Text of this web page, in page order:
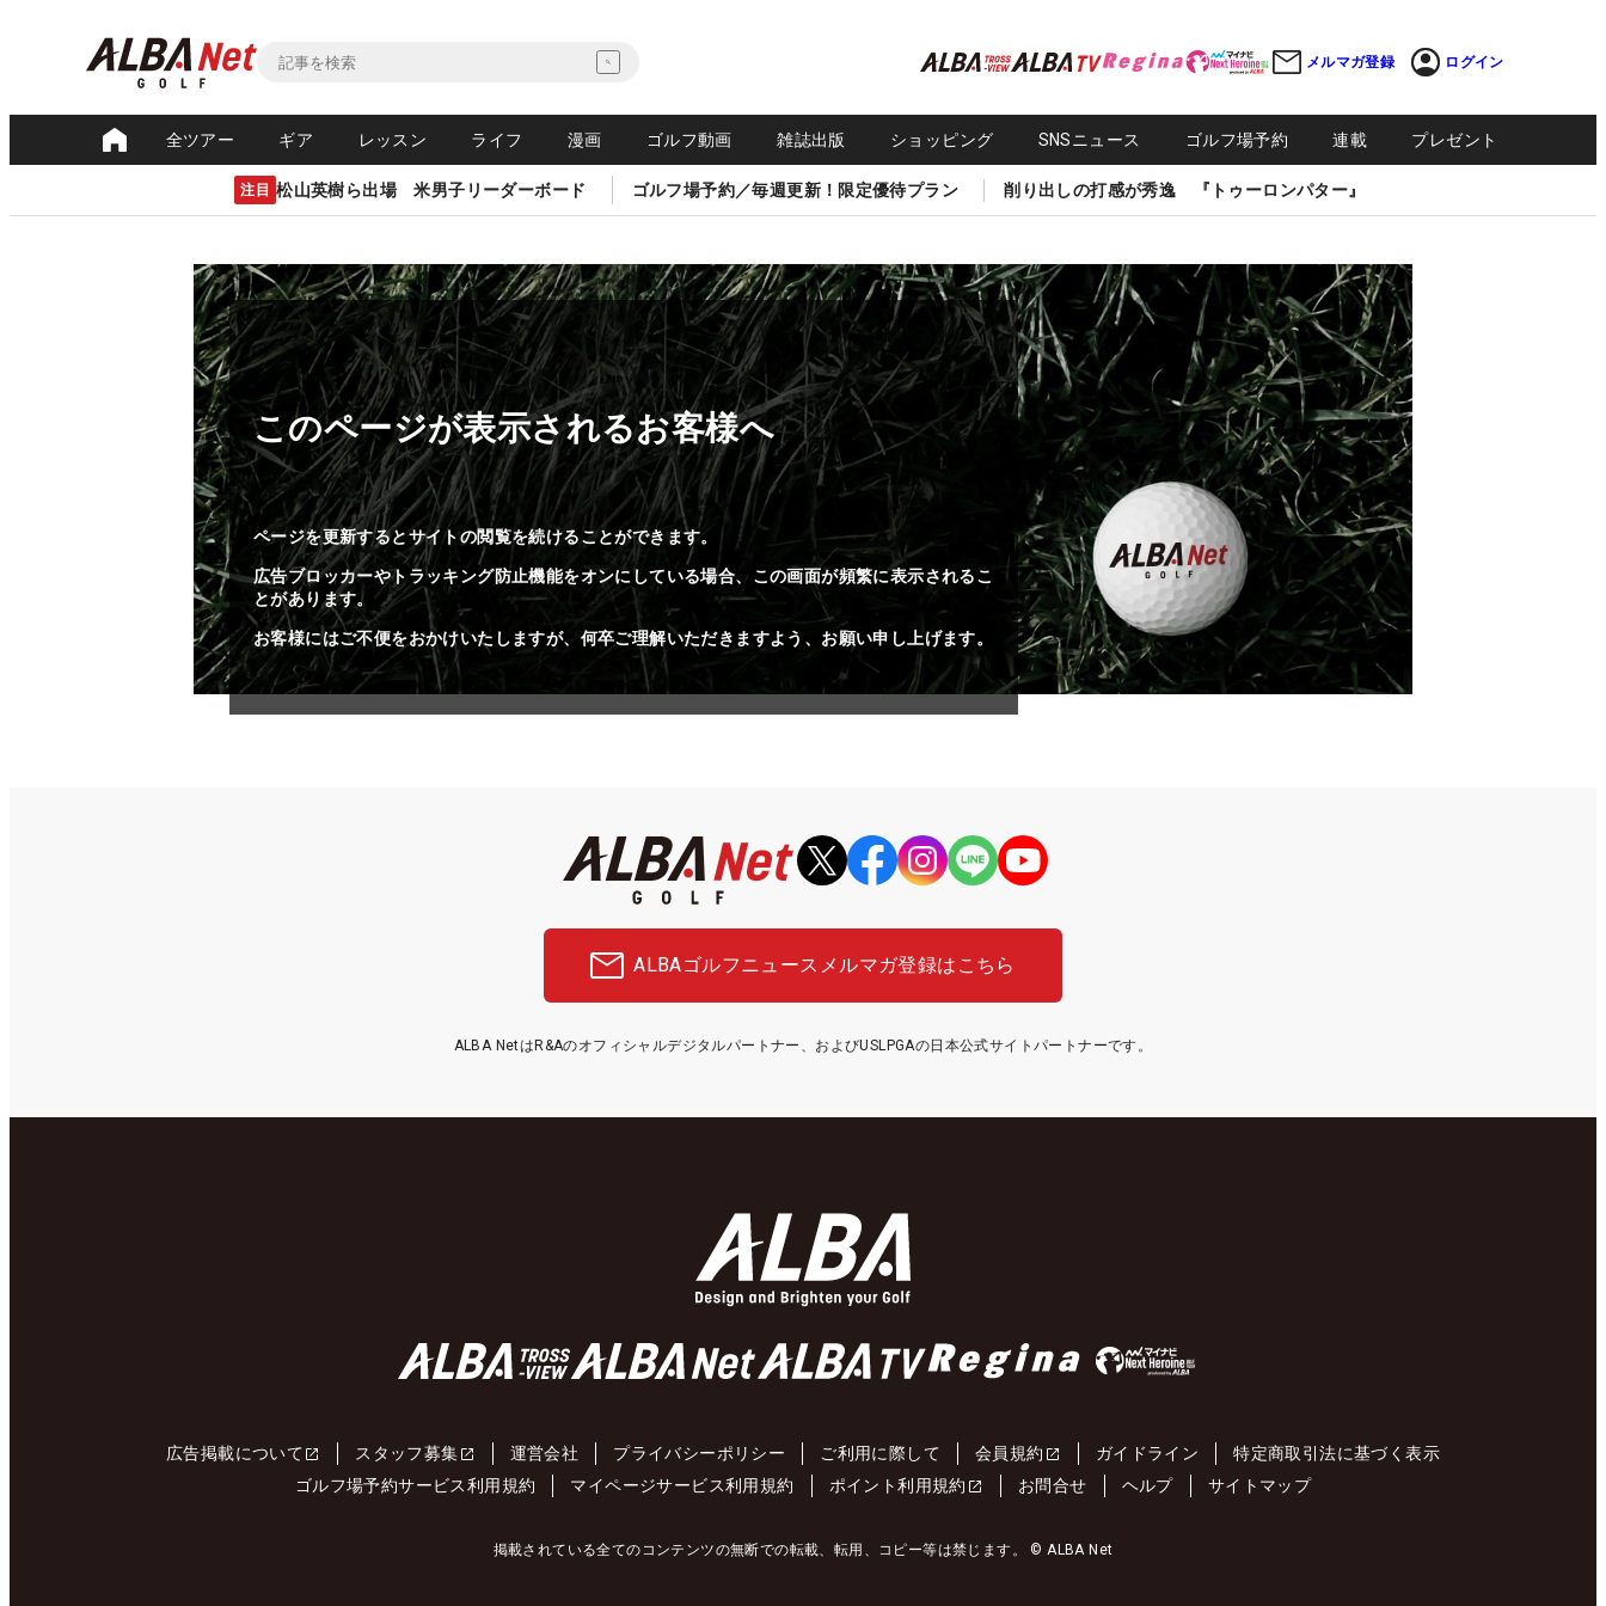
メルマガ登録 ログイン
全ツアー ギア レッスン ライフ 漫画 ゴルフ動画 雑誌出版 ショッピング SNSニュース ゴルフ場予約 連載 プレゼント
注目 松山英樹ら出場 米男子リーダーボード ゴルフ場予約／毎週更新！限定優待プラン 削り出しの打感が秀逸 『トゥーロンパター』
このページが表示されるお客様へ
ページを更新するとサイトの閲覧を続けることができます。
広告ブロッカーやトラッキング防止機能をオンにしている場合、この画面が頻繁に表示されるこ
とがあります。
お客様にはご不便をおかけいたしますが、何卒ご理解いただきますよう、お願い申し上げます。
ALBAゴルフニュース メルマガ登録はこちら
ALBA NetはR&Aのオフィシャルデジタルパートナー、およびUSLPGAの日本公式サイトパートナーです。
広告掲載について スタッフ募集 運営会社 プライバシーポリシー ご利用に際して 会員規約 ガイドライン
特定商取引法に基づく表示
ゴルフ場予約サービス利用規約
マイページサービス利用規約 ポイント利用規約 お問合せ ヘルプ サイトマップ
掲載されている全てのコンテンツの無断での転載、転用、コピー等は禁じます。 © ALBA Net